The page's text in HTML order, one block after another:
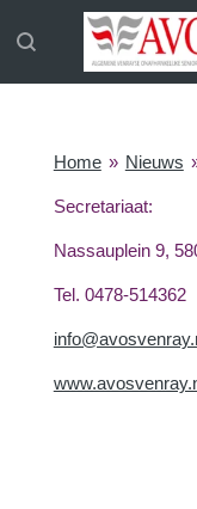
direct
Home » Nieuws
Secretariaat:
Nassauplein 9,
Tel. 0478-514362